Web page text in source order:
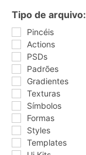
Tipo de arquivo:
Pincéis
Actions
PSDs
Padrões
Gradientes
Texturas
Símbolos
Formas
Styles
Templates